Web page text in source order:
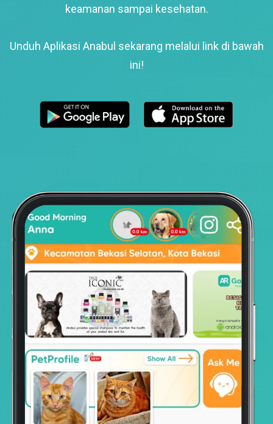
keamanan sampai kesehatan.
Unduh Aplikasi Anabul sekarang melalui link di bawah
ini!